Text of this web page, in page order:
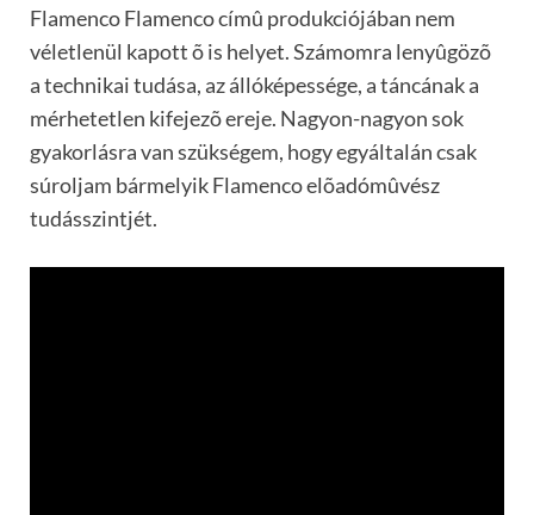
Flamenco Flamenco címû produkciójában nem
véletlenül kapott õ is helyet. Számomra lenyûgözõ
a technikai tudása, az állóképessége, a táncának a
mérhetetlen kifejezõ ereje. Nagyon-nagyon sok
gyakorlásra van szükségem, hogy egyáltalán csak
súroljam bármelyik Flamenco elõadómûvész
tudásszintjét.